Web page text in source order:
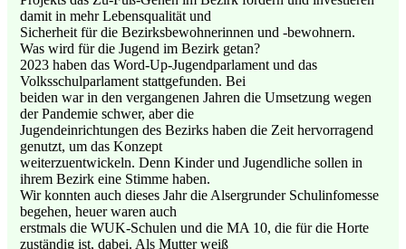
damit in mehr Lebensqualität und
Sicherheit für die Bezirksbewohnerinnen und -bewohnern.
Was wird für die Jugend im Bezirk getan?
2023 haben das Word-Up-Jugendparlament und das
Volksschulparlament stattgefunden. Bei
beiden war in den vergangenen Jahren die Umsetzung wegen
der Pandemie schwer, aber die
Jugendeinrichtungen des Bezirks haben die Zeit hervorragend
genutzt, um das Konzept
weiterzuentwickeln. Denn Kinder und Jugendliche sollen in
ihrem Bezirk eine Stimme haben.
Wir konnten auch dieses Jahr die Alsergrunder Schulinfomesse
begehen, heuer waren auch
erstmals die WUK-Schulen und die MA 10, die für die Horte
zuständig ist, dabei. Als Mutter weiß